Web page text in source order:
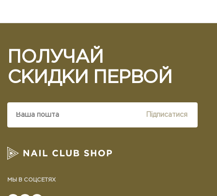
ПОЛУЧАЙ
СКИДКИ ПЕРВОЙ
Підписатися
МЫ В СОЦСЕТЯХ